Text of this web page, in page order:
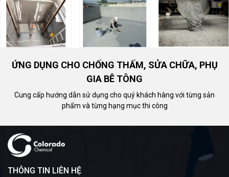
ỨNG DỤNG CHO CHỐNG THẤM, SỬA CHỮA, PHỤ
GIA BÊ TÔNG
Cung cấp hướng dẫn sử dụng cho quý khách hàng với từng sản
phẩm và từng hạng mục thi công
THÔNG TIN LIÊN HỆ